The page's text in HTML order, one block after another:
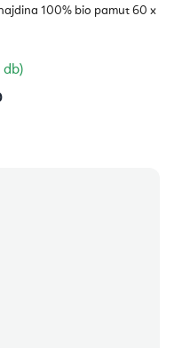
100% bio pamut 60 x
db)